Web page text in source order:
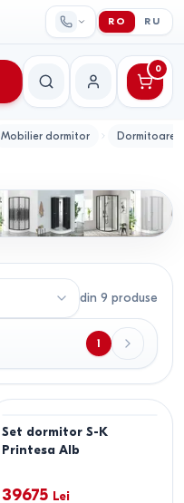
RO RU
CăutareContul meu
0
Mobilier dormitor Dormitoare
din 9 produse
1
Set dormitor S-K
Printesa Alb
39675 Lei